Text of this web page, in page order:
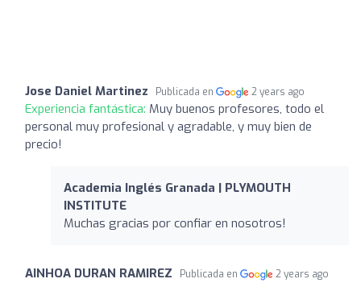
Jose Daniel Martinez Publicada en 2 years ago
Experiencia fantástica: Muy buenos profesores, todo el
personal muy profesional y agradable, y muy bien de
precio!
Academia Inglés Granada | PLYMOUTH
INSTITUTE
Muchas gracias por confiar en nosotros!
AINHOA DURAN RAMIREZ Publicada en 2 years ago